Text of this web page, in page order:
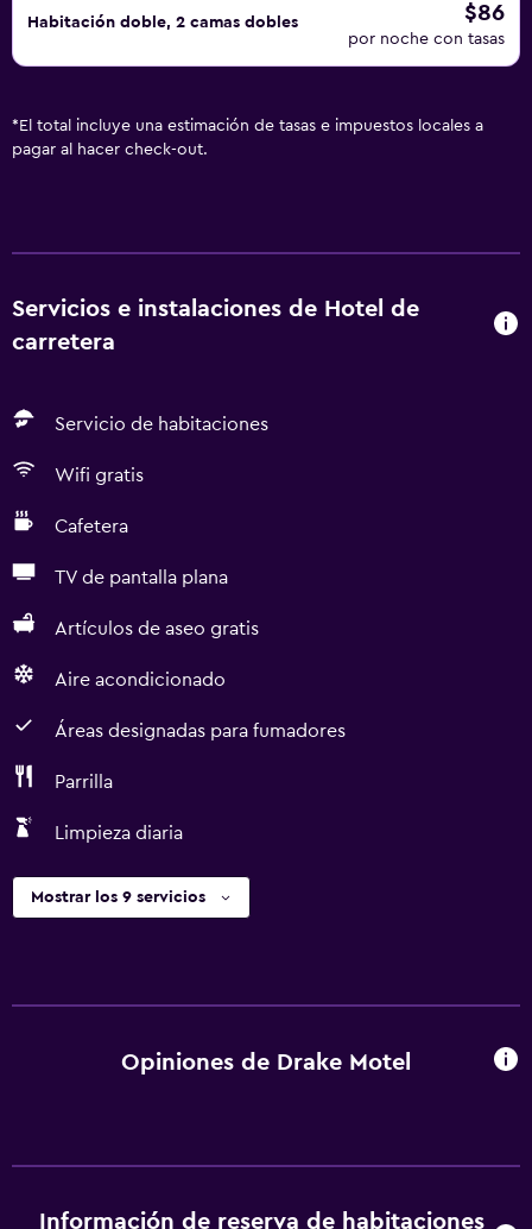
Habitación doble, 2 camas dobles $86
por noche con tasas
* El total incluye una estimación de tasas e impuestos locales a
pagar al hacer check-out.
Servicios e instalaciones de Hotel de
carretera
Servicio de habitaciones
Wifi gratis
Cafetera
TV de pantalla plana
Artículos de aseo gratis
Aire acondicionado
Áreas designadas para fumadores
Parrilla
Limpieza diaria
Mostrar los 9 servicios
Opiniones de Drake Motel
Información de reserva de habitaciones